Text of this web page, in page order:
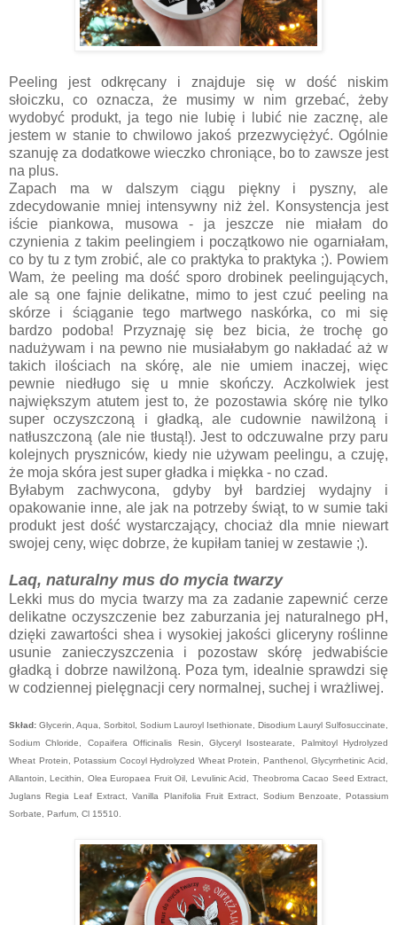
Peeling jest odkręcany i znajduje się w dość niskim
słoiczku, co oznacza, że musimy w nim grzebać, żeby
wydobyć produkt, ja tego nie lubię i lubić nie zacznę, ale
jestem w stanie to chwilowo jakoś przezwyciężyć. Ogólnie
szanuję za dodatkowe wieczko chroniące, bo to zawsze jest
na plus.
Zapach ma w dalszym ciągu piękny i pyszny, ale
zdecydowanie mniej intensywny niż żel. Konsystencja jest
iście piankowa, musowa - ja jeszcze nie miałam do
czynienia z takim peelingiem i początkowo nie ogarniałam,
co by tu z tym zrobić, ale co praktyka to praktyka ;). Powiem
Wam, że peeling ma dość sporo drobinek peelingujących,
ale są one fajnie delikatne, mimo to jest czuć peeling na
skórze i ściąganie tego martwego naskórka, co mi się
bardzo podoba! Przyznaję się bez bicia, że trochę go
nadużywam i na pewno nie musiałabym go nakładać aż w
takich ilościach na skórę, ale nie umiem inaczej, więc
pewnie niedługo się u mnie skończy. Aczkolwiek jest
największym atutem jest to, że pozostawia skórę nie tylko
super oczyszczoną i gładką, ale cudownie nawilżoną i
natłuszczoną (ale nie tłustą!). Jest to odczuwalne przy paru
kolejnych pryszniców, kiedy nie używam peelingu, a czuję,
że moja skóra jest super gładka i miękka - no czad.
Byłabym zachwycona, gdyby był bardziej wydajny i
opakowanie inne, ale jak na potrzeby świąt, to w sumie taki
produkt jest dość wystarczający, chociaż dla mnie niewart
swojej ceny, więc dobrze, że kupiłam taniej w zestawie ;).
Laq, naturalny mus do mycia twarzy
Lekki mus do mycia twarzy ma za zadanie zapewnić cerze
delikatne oczyszczenie bez zaburzania jej naturalnego pH,
dzięki zawartości shea i wysokiej jakości gliceryny roślinne
usunie zanieczyszczenia i pozostaw skórę jedwabiście
gładką i dobrze nawilżoną. Poza tym, idealnie sprawdzi się
w codziennej pielęgnacji cery normalnej, suchej i wrażliwej.
Skład: Glycerin, Aqua, Sorbitol, Sodium Lauroyl Isethionate, Disodium Lauryl Sulfosuccinate,
Sodium Chloride, Copaifera Officinalis Resin, Glyceryl Isostearate, Palmitoyl Hydrolyzed
Wheat Protein, Potassium Cocoyl Hydrolyzed Wheat Protein, Panthenol, Glycyrrhetinic Acid,
Allantoin, Lecithin, Olea Europaea Fruit Oil, Levulinic Acid, Theobroma Cacao Seed Extract,
Juglans Regia Leaf Extract, Vanilla Planifolia Fruit Extract, Sodium Benzoate, Potassium
Sorbate, Parfum, Cl 15510.